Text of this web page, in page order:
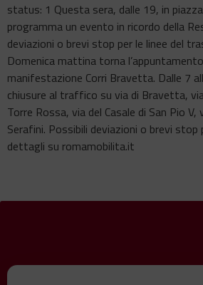
status: 1 Questa sera, dalle 19, in
programma un evento in ricordo della
deviazioni o brevi stop per le linee del
Domenica mattina torna
manifestazione Corri Bravetta. Dalle 7
chiusure al traffico su via di Bravetta,
Torre Rossa, via del Casale di San Pio
Serafini. Possibili deviazioni o brevi stop
dettagli su romamobilita.it